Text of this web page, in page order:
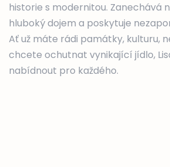
historie s modernitou. Zanechává
hluboký dojem a poskytuje
Ať už máte rádi památky, kulturu,
chcete ochutnat vynikající jídlo,
nabídnout pro každého.